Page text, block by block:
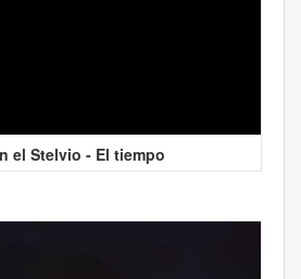
el Stelvio - El tiempo